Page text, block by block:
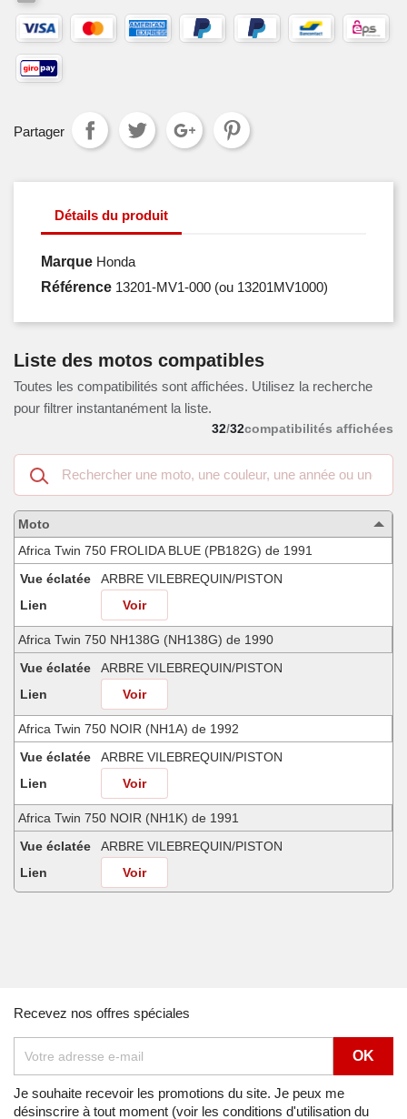
Partager
Détails du produit
Marque Honda
Référence 13201-MV1-000 (ou 13201MV1000)
Liste des motos compatibles
Toutes les compatibilités sont affichées. Utilisez la recherche
pour filtrer instantanément la liste.
32/32compatibilités affichées
Recherche
dans
les
motos
compatibles
Moto
Africa Twin 750 FROLIDA BLUE (PB182G) de 1991
Vue éclatée
ARBRE VILEBREQUIN/PISTON
Lien
Voir
Africa Twin 750 NH138G (NH138G) de 1990
Vue éclatée
ARBRE VILEBREQUIN/PISTON
Lien
Voir
Africa Twin 750 NOIR (NH1A) de 1992
Vue éclatée
ARBRE VILEBREQUIN/PISTON
Lien
Voir
Africa Twin 750 NOIR (NH1K) de 1991
Vue éclatée
ARBRE VILEBREQUIN/PISTON
Lien
Voir
ARBRE VILEBREQUIN/PISTON
Lien
Voir
Africa Twin 750 SHASTA WHITE (NH138H) de 1992
Vue éclatée
ARBRE VILEBREQUIN/PISTON
Recevez nos offres spéciales
Je souhaite recevoir les promotions du site. Je peux me
désinscrire à tout moment (voir les conditions d'utilisation du